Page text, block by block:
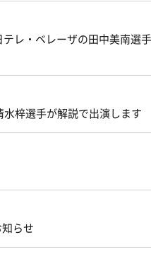
レ・ベレーザの田中美南選手
梓選手が解説で出演します
らせ